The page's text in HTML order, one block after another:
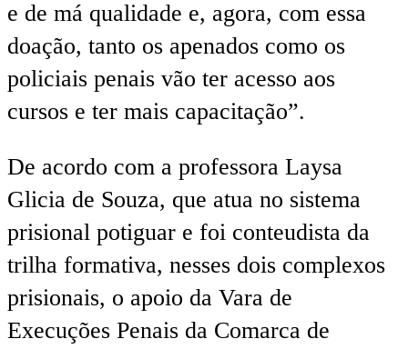
e de má qualidade e, agora, com essa
doação, tanto os apenados como os
policiais penais vão ter acesso aos
cursos e ter mais capacitação”.
De acordo com a professora Laysa
Glicia de Souza, que atua no sistema
prisional potiguar e foi conteudista da
trilha formativa, nesses dois complexos
prisionais, o apoio da Vara de
Execuções Penais da Comarca de